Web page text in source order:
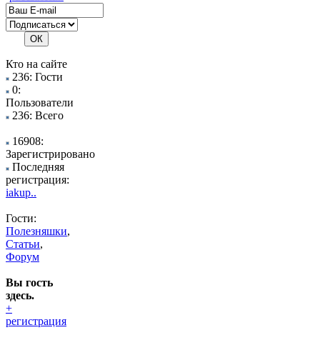
Кто на сайте
236: Гости
0:
Пользователи
236: Всего
16908:
Зарегистрировано
Последняя
регистрация:
iakup..
Гости:
Полезняшки,
Статьи,
Форум
Вы гость
здесь.
+
регистрация